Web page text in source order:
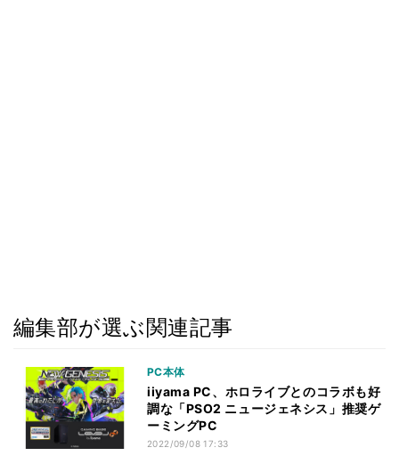
編集部が選ぶ関連記事
PC本体
iiyama PC、ホロライブとのコラボも好
調な「PSO2 ニュージェネシス」推奨ゲ
ーミングPC
2022/09/08 17:33